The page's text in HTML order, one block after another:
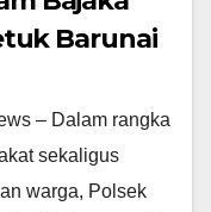
Barunai
– Dalam rangka
sekaligus
warga, Polsek